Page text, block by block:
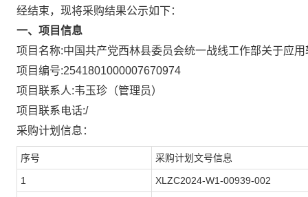
经结束，现将采购结果公示如下：
一、项目信息
项目名称:中国共产党西林县委员会统一战线工作部关于应
项目编号:2541801000007670974
项目联系人:韦玉珍（管理员）
项目联系电话:/
采购计划信息：
序号 采购计划文号信息
1 XLZC2024-W1-00939-002